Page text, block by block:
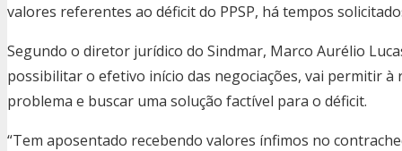
valores referentes ao déficit do PPSP, há tempos
Segundo o diretor jurídico do Sindmar, Marco Aurélio
possibilitar o efetivo início das negociações, vai permitir
problema e buscar uma solução factível para o déficit.
“Tem aposentado recebendo valores ínfimos no